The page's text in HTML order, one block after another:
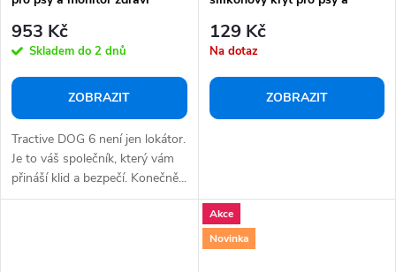
953 Kč
Skladem do 2 dnů
ZOBRAZIT
Tractive DOG 6 není jen lokátor.
Je to váš společník, který vám
přináší klid a bezpečí. Konečně...
129 Kč
Na dotaz
ZOBRAZIT
Akce
Novinka